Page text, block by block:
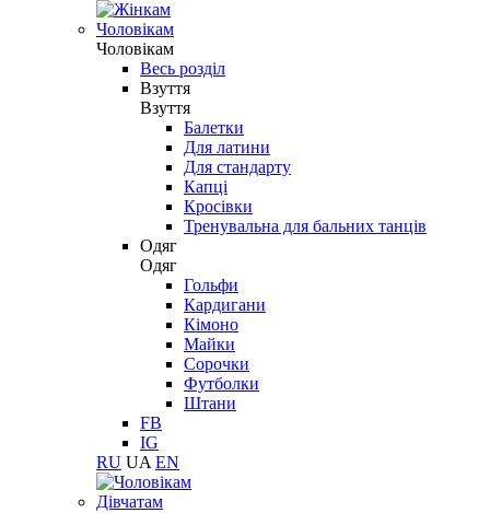
Чоловікам
Чоловікам
Весь розділ
Взуття
Взуття
Балетки
Для латини
Для стандарту
Капці
Кросівки
Тренувальна для бальних танців
Одяг
Одяг
Гольфи
Кардигани
Кімоно
Майки
Сорочки
Футболки
Штани
FB
IG
RU UA EN
Дівчатам